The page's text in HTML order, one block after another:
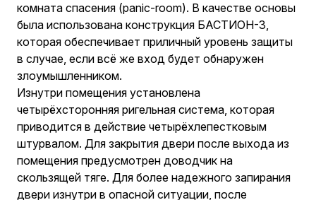
комната спасения (panic-room). В качестве основы
была использована конструкция БАСТИОН-3,
которая обеспечивает приличный уровень защиты
в случае, если всё же вход будет обнаружен
злоумышленником.
Изнутри помещения установлена
четырёхсторонняя ригельная система, которая
приводится в действие четырёхлепестковым
штурвалом. Для закрытия двери после выхода из
помещения предусмотрен доводчик на
скользящей тяге. Для более надежного запирания
двери изнутри в опасной ситуации, после